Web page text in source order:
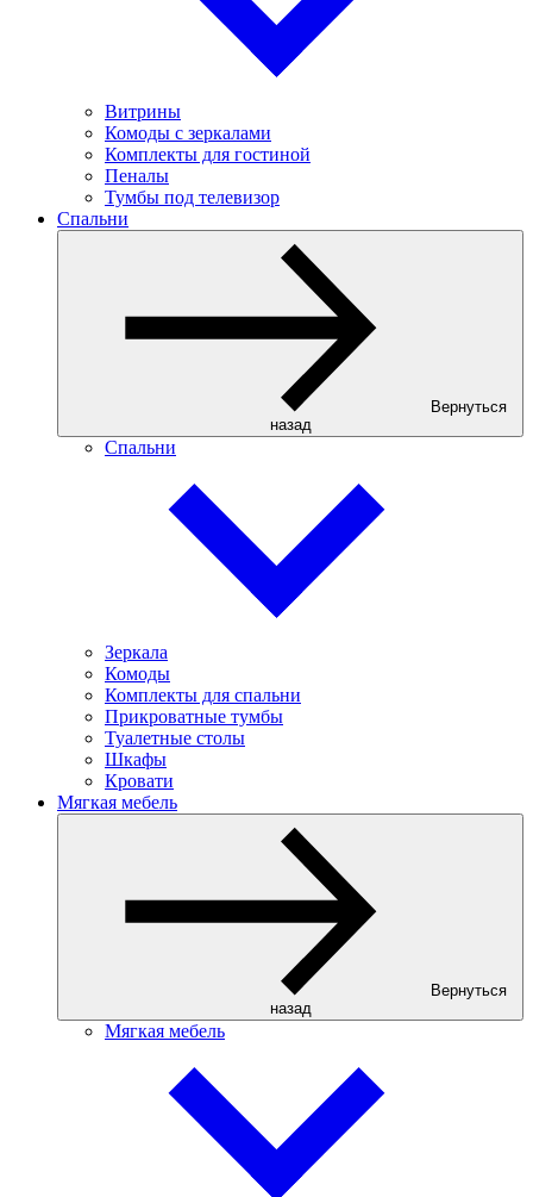
Витрины
Комоды с зеркалами
Комплекты для гостиной
Пеналы
Тумбы под телевизор
Спальни
Вернуться
назад
Спальни
Зеркала
Комоды
Комплекты для спальни
Прикроватные тумбы
Туалетные столы
Шкафы
Кровати
Мягкая мебель
Вернуться
назад
Мягкая мебель